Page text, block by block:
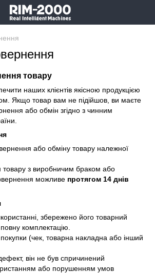
товару
наших клієнтів якісною продукцією
Якщо товар вам не підійшов, ви маєте
або обмін згідно з чинним
або обміну товару належної
товару з виробничим браком або
можливе протягом 14 днів
збережено його товарний
комплектацію.
(чек, товарна накладна або інший
він не був спричинений
або порушенням умов